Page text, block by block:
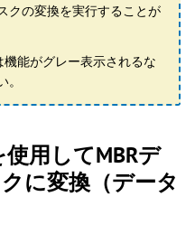
クの変換を実行することが
能がグレー表示されるな
用してMBRデ
に変換（データ